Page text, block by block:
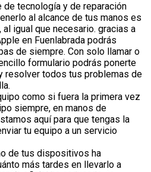
de tecnología y de reparación
al alcance de tus manos es
igual que necesario. gracias a
en Fuenlabrada podrás
de siempre. Con solo llamar o
formulario podrás ponerte
resolver todos tus problemas de
como si fuera la primera vez
siempre, en manos de
aquí para que tengas la
tu equipo a un servicio
de tus dispositivos ha
más tardes en llevarlo a